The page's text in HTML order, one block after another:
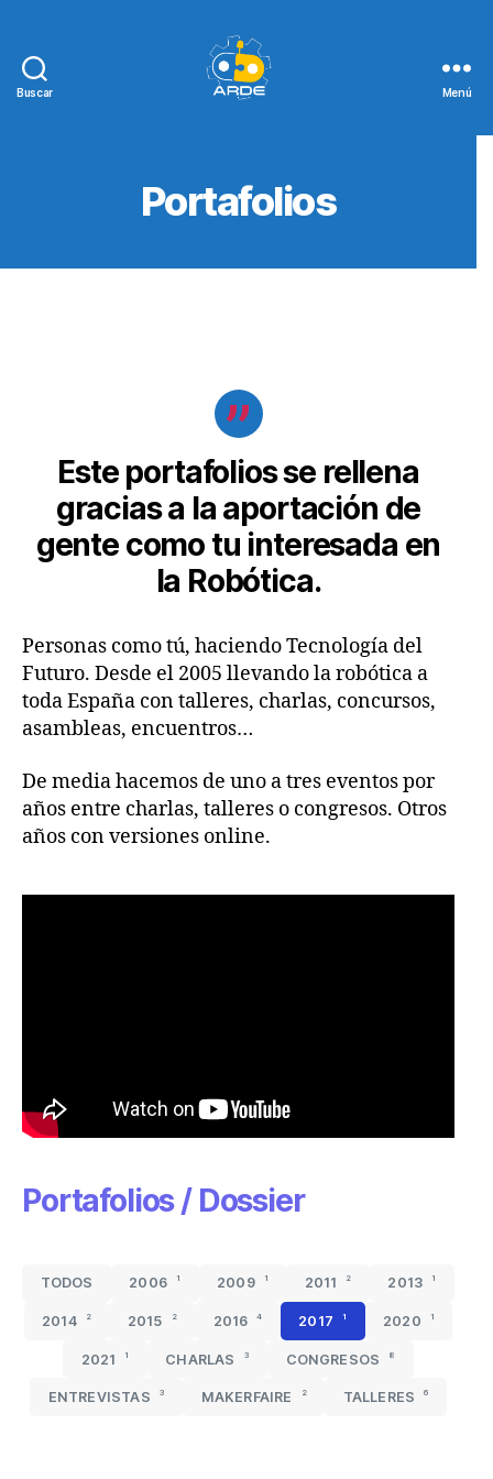
Buscar Menú
Portafolios
Este portafolios se rellena
gracias a la aportación de
gente como tu interesada en
la Robótica.
Personas como tú, haciendo Tecnología del
Futuro. Desde el 2005 llevando la robótica a
toda España con talleres, charlas, concursos,
asambleas, encuentros…
De media hacemos de uno a tres eventos por
años entre charlas, talleres o congresos. Otros
años con versiones online.
Portafolios / Dossier
TODOS 2006 1 2009 1 2011 2 2013 1
2014 2 2015 2 2016 4 2017 1 2020 1
2021 1 CHARLAS 3 CONGRESOS 8
ENTREVISTAS 3 MAKERFAIRE 2 TALLERES 6